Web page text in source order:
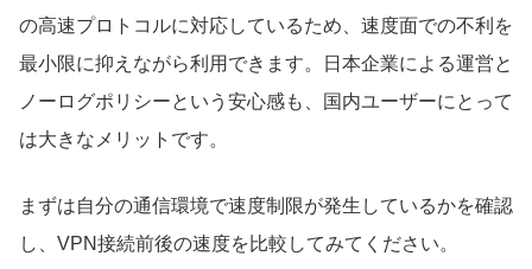
の高速プロトコルに対応しているため、速度面での不利を
最小限に抑えながら利用できます。日本企業による運営と
ノーログポリシーという安心感も、国内ユーザーにとって
は大きなメリットです。
まずは自分の通信環境で速度制限が発生しているかを確認
し、VPN接続前後の速度を比較してみてください。